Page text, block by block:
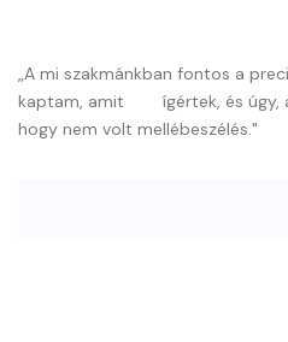
„A mi szakmánkban fontos a
kaptam, amit ígértek, és úgy,
hogy nem volt mellébeszélés."